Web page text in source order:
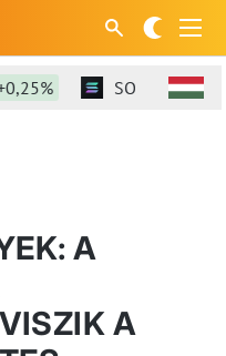
SOL 73,86$
A
A